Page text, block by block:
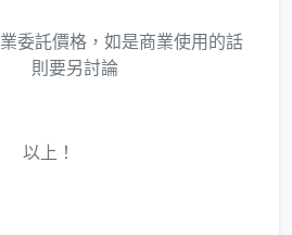
委託價格，如是商業使用的話
則要另討論
以上！